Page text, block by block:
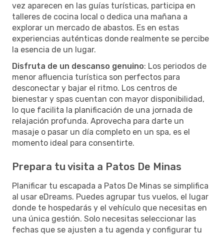
vez aparecen en las guías turísticas, participa en
talleres de cocina local o dedica una mañana a
explorar un mercado de abastos. Es en estas
experiencias auténticas donde realmente se percibe
la esencia de un lugar.
Disfruta de un descanso genuino: Los periodos de
menor afluencia turística son perfectos para
desconectar y bajar el ritmo. Los centros de
bienestar y spas cuentan con mayor disponibilidad,
lo que facilita la planificación de una jornada de
relajación profunda. Aprovecha para darte un
masaje o pasar un día completo en un spa, es el
momento ideal para consentirte.
Prepara tu visita a Patos De Minas
Planificar tu escapada a Patos De Minas se simplifica
al usar eDreams. Puedes agrupar tus vuelos, el lugar
donde te hospedarás y el vehículo que necesitas en
una única gestión. Solo necesitas seleccionar las
fechas que se ajusten a tu agenda y configurar tu